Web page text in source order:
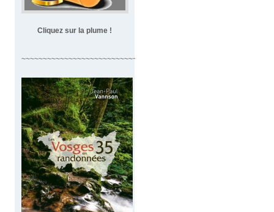
Cliquez sur la plume !
~~~~~~~~~~~~~~~~~~~~~~~~~~~~~~~~~~